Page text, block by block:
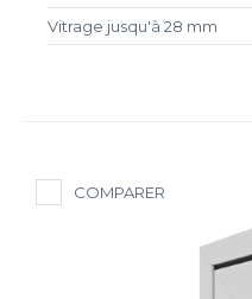
Vitrage jusqu'à 28 mm
COMPARER